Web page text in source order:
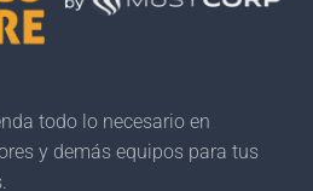
todo lo necesario en
y demás equipos para tus